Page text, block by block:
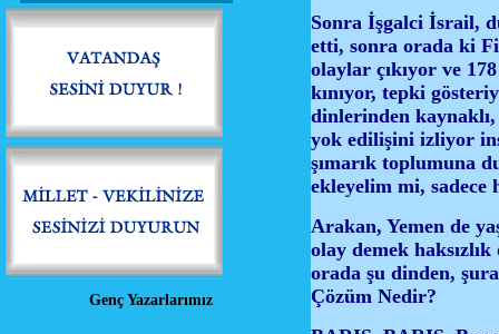
Genç Yazarlarımız
Sonra İşgalci İsrail,
etti, sonra orada ki
olaylar çıkıyor ve
kınıyor, tepki
dinlerinden
yok edilişini izliyor
şımarık toplumuna
ekleyelim mi, sadece
Arakan, Yemen de
olay demek
orada şu dinden,
Çözüm Nedir?